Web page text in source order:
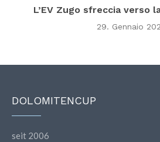
L’EV Zugo sfreccia verso
29. Gennaio
DOLOMITENCUP
seit 2006